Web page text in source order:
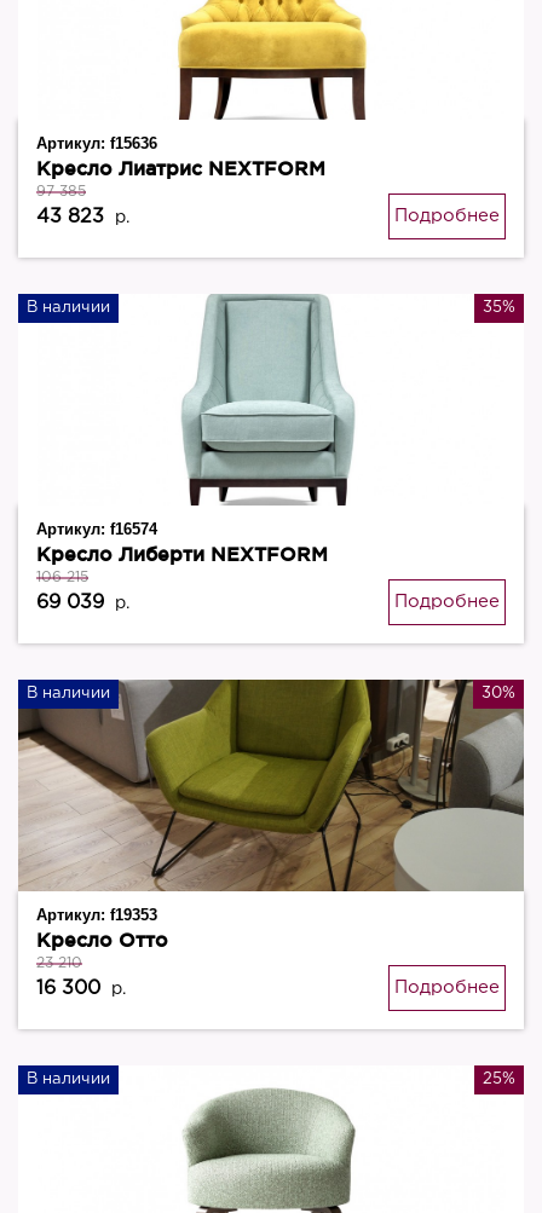
Артикул: f15636
Кресло Лиатрис NEXTFORM
97 385
43 823 р. Подробнее
В наличии 35%
Артикул: f16574
Кресло Либерти NEXTFORM
106 215
69 039 р. Подробнее
В наличии 30%
Артикул: f19353
Кресло Отто
23 210
16 300 р. Подробнее
В наличии 25%